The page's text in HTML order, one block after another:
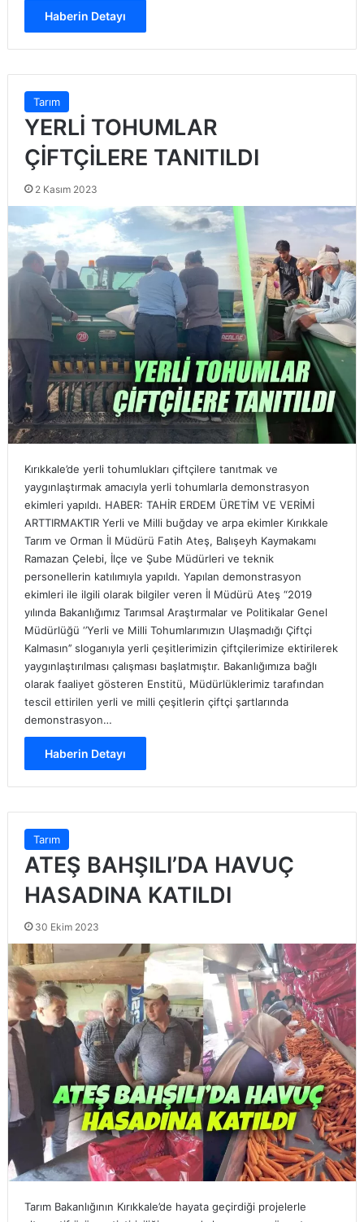
Haberin Detayı
Tarım
YERLİ TOHUMLAR
ÇİFTÇİLERE TANITILDI
2 Kasım 2023
Kırıkkale’de yerli tohumlukları çiftçilere tanıtmak ve
yaygınlaştırmak amacıyla yerli tohumlarla demonstrasyon
ekimleri yapıldı. HABER: TAHİR ERDEM ÜRETİM VE VERİMİ
ARTTIRMAKTIR Yerli ve Milli buğday ve arpa ekimler Kırıkkale
Tarım ve Orman İl Müdürü Fatih Ateş, Balışeyh Kaymakamı
Ramazan Çelebi, İlçe ve Şube Müdürleri ve teknik
personellerin katılımıyla yapıldı. Yapılan demonstrasyon
ekimleri ile ilgili olarak bilgiler veren İl Müdürü Ateş “2019
yılında Bakanlığımız Tarımsal Araştırmalar ve Politikalar Genel
Müdürlüğü ‘’Yerli ve Milli Tohumlarımızın Ulaşmadığı Çiftçi
Kalmasın’’ sloganıyla yerli çeşitlerimizin çiftçilerimize ektirilerek
yaygınlaştırılması çalışması başlatmıştır. Bakanlığımıza bağlı
olarak faaliyet gösteren Enstitü, Müdürlüklerimiz tarafından
tescil ettirilen yerli ve milli çeşitlerin çiftçi şartlarında
demonstrasyon…
Haberin Detayı
Tarım
ATEŞ BAHŞILI’DA HAVUÇ
HASADINA KATILDI
30 Ekim 2023
Tarım Bakanlığının Kırıkkale’de hayata geçirdiği projelerle